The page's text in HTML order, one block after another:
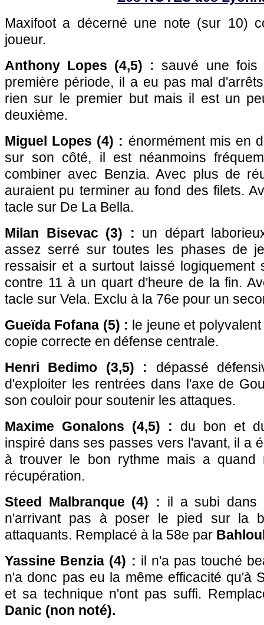
Maxifoot a décerné une note (sur 10)
joueur.
Anthony Lopes (4,5) : sauvé une fois
première période, il a eu pas mal
rien sur le premier but mais il est un
deuxième.
Miguel Lopes (4) : énormément mis en
sur son côté, il est néanmoins
combiner avec Benzia. Avec plus de
auraient pu terminer au fond des filets.
tacle sur De La Bella.
Milan Bisevac (3) : un départ
assez serré sur toutes les phases de
ressaisir et a surtout laissé logiquement
contre 11 à un quart d'heure de la fin.
tacle sur Vela. Exclu à la 76e pour un
Gueïda Fofana (5) : le jeune et
copie correcte en défense centrale.
Henri Bedimo (3,5) : dépassé
d'exploiter les rentrées dans l'axe de
son couloir pour soutenir les attaques.
Maxime Gonalons (4,5) : du bon et
inspiré dans ses passes vers l'avant, il a
à trouver le bon rythme mais a quand
récupération.
Steed Malbranque (4) : il a subi dans
n'arrivant pas à poser le pied sur la
attaquants. Remplacé à la 58e par
Yassine Benzia (4) : il n'a pas touché
n'a donc pas eu la même efficacité qu'à
et sa technique n'ont pas suffi.
Danic (non noté).